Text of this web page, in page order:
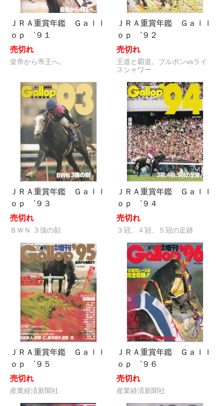
ＪＲＡ重賞年鑑 Ｇａｌｌ
ｏｐ '９１
売切れ
皇帝から帝王へ。
ＪＲＡ重賞年鑑 Ｇａｌｌ
ｏｐ '９２
売切れ
王道と覇道。ブルボンvsライ
スシャワー
ＪＲＡ重賞年鑑 Ｇａｌｌ
ｏｐ '９３
売切れ
ＢＷＮ ３強の刻
ＪＲＡ重賞年鑑 Ｇａｌｌ
ｏｐ '９４
売切れ
３冠、４冠、５冠の足跡
ＪＲＡ重賞年鑑 Ｇａｌｌ
ｏｐ '９５
売切れ
産業経済新聞社
ＪＲＡ重賞年鑑 Ｇａｌｌ
ｏｐ '９６
売切れ
産業経済新聞社